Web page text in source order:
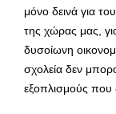
μόνο δεινά για
της χώρας μας,
δυσοίωνη
σχολεία δεν
εξοπλισμούς που